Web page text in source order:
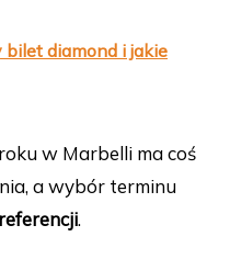
bilet diamond i jakie
w Marbelli ma coś
a wybór terminu
.